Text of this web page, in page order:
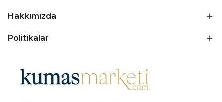
Hakkımızda
Politikalar